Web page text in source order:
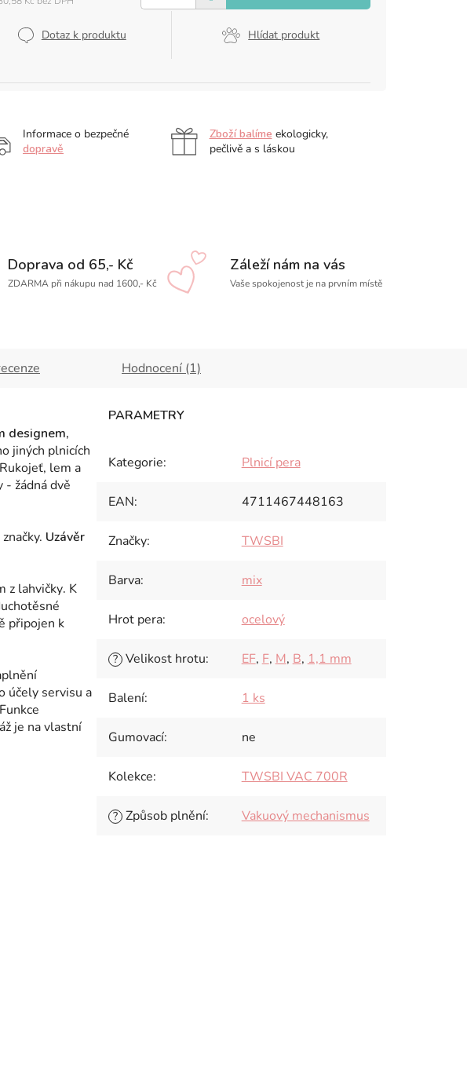
Dotaz k produktu Hlídat produkt
Informace o bezpečné
dopravě
Zboží balíme ekologicky,
pečlivě a s láskou
Doprava od 65,- Kč
ZDARMA při nákupu nad 1600,- Kč
Záleží nám na vás
Vaše spokojenost je na prvním místě
Hodnocení (1)
designem,
jiných plnicích
lem a
- žádná dvě
Uzávěr
z lahvičky. K
připojen k
účely servisu a
je na vlastní
Kategorie: Plnicí pera
EAN: 4711467448163
Značky: TWSBI
Barva: mix
Hrot pera: ocelový
? Velikost hrotu: EF, F, M, B, 1,1 mm
Balení: 1 ks
Gumovací: ne
Kolekce: TWSBI VAC 700R
? Způsob plnění: Vakuový mechanismus